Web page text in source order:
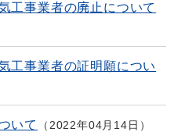
工事業者の廃止について
工事業者の証明願につい
いて 2022年04月14日